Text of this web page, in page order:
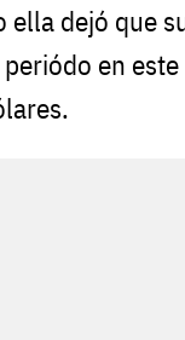
ella dejó que
periódo en